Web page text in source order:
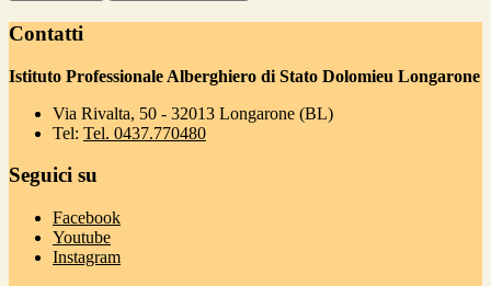
Contatti
Istituto Professionale Alberghiero di Stato Dolomieu Longarone
Via Rivalta, 50 - 32013 Longarone (BL)
Tel: Tel. 0437.770480
Seguici su
Facebook
Youtube
Instagram